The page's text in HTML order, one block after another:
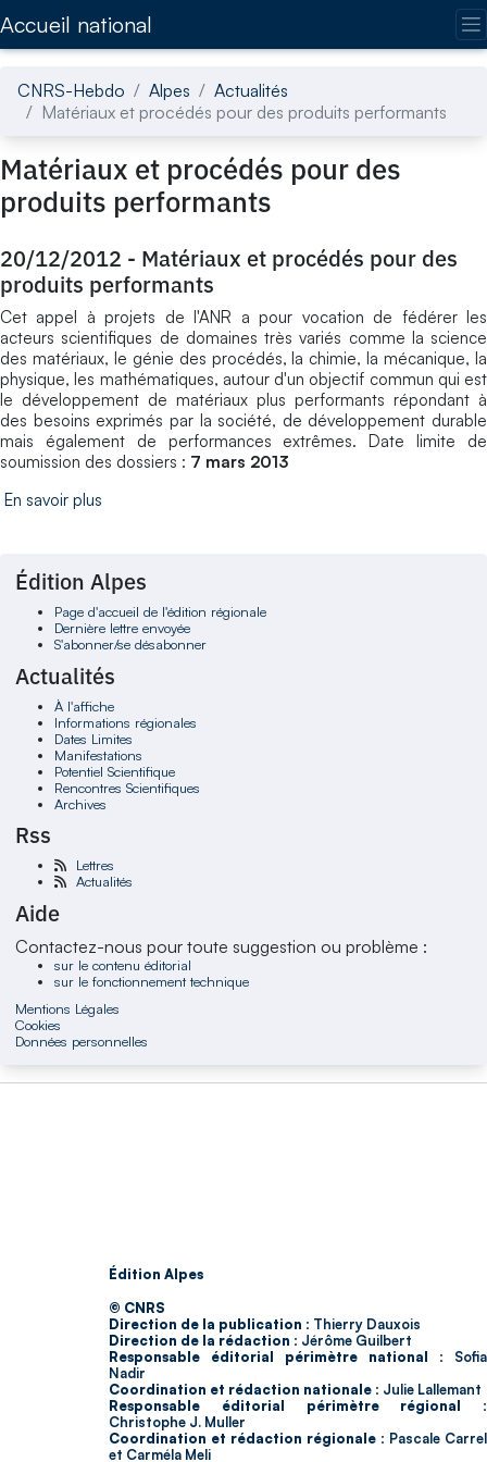
Accueil national
CNRS-Hebdo Alpes
Actualités
Matériaux et procédés pour des produits performants
Matériaux et procédés pour des
produits performants
20/12/2012 - Matériaux et procédés pour des
produits performants
Cet appel à projets de l'ANR a pour vocation de fédérer les
acteurs scientifiques de domaines très variés comme la science
des matériaux, le génie des procédés, la chimie, la mécanique, la
physique, les mathématiques, autour d'un objectif commun qui est
le développement de matériaux plus performants répondant à
des besoins exprimés par la société, de développement durable
mais également de performances extrêmes. Date limite de
soumission des dossiers : 7 mars 2013
En savoir plus
Édition Alpes
Page d'accueil de l'édition régionale
Dernière lettre envoyée
S'abonner/se désabonner
Actualités
À l'affiche
Informations régionales
Dates Limites
Manifestations
Potentiel Scientifique
Rencontres Scientifiques
Archives
Rss
Lettres
Actualités
Aide
Contactez-nous pour toute suggestion ou problème :
sur le contenu éditorial
sur le fonctionnement technique
Mentions Légales
Cookies
Données personnelles
Édition Alpes
© CNRS
Direction de la publication : Thierry Dauxois
Direction de la rédaction : Jérôme Guilbert
Responsable éditorial périmètre national : Sofia
Nadir
Coordination et rédaction nationale : Julie Lallemant
Responsable éditorial périmètre régional :
Christophe J. Muller
Coordination et rédaction régionale : Pascale Carrel
et Carméla Meli